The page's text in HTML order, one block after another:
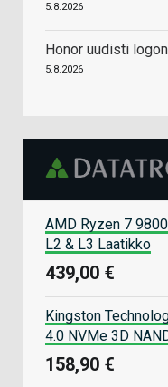
5.8.2026
Honor uudisti
5.8.2026
AMD Ryzen 7
L2 & L3 Laatikko
439,00 €
Kingston
4.0 NVMe 3D
158,90 €